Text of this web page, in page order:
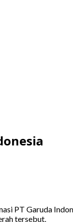
PT Garuda
tersebut.